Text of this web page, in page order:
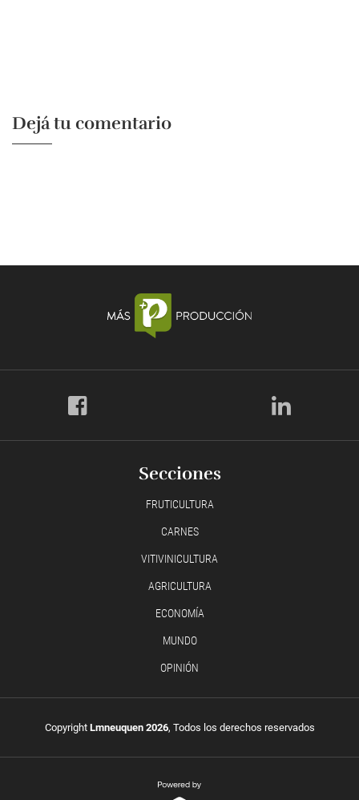
Dejá tu comentario
Secciones
FRUTICULTURA
CARNES
VITIVINICULTURA
AGRICULTURA
ECONOMÍA
MUNDO
OPINIÓN
Copyright Lmneuquen 2026, Todos los derechos reservados